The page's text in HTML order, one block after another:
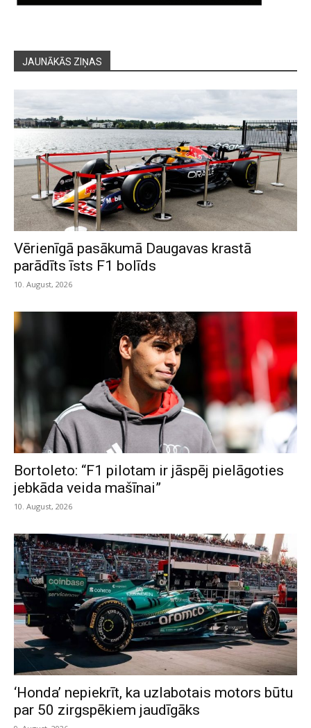
JAUNĀKĀS ZIŅAS
Vērienīgā pasākumā Daugavas krastā
parādīts īsts F1 bolīds
10. August, 2026
Bortoleto: “F1 pilotam ir jāspēj pielāgoties
jebkāda veida mašīnai”
10. August, 2026
‘Honda’ nepiekrīt, ka uzlabotais motors būtu
par 50 zirgspēkiem jaudīgāks